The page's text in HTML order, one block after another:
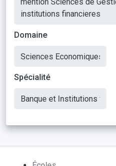
Domaine
Spécialité